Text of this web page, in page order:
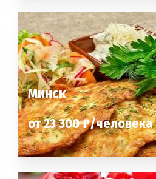
Минск
от 23 300 ₽/человека